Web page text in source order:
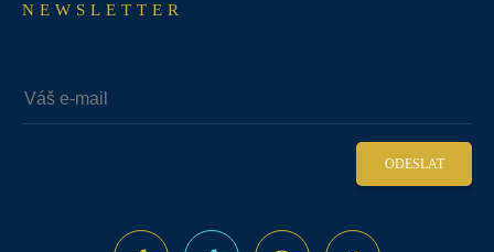
NEWSLETTER
ODESLAT